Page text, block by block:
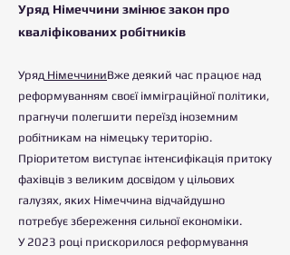
Уряд Німеччини змінює закон про
кваліфікованих робітників
Уряд НімеччиниВже деякий час працює над
реформуванням своєї імміграційної політики,
прагнучи полегшити переїзд іноземним
робітникам на німецьку територію.
Пріоритетом виступає інтенсифікація притоку
фахівців з великим досвідом у цільових
галузях, яких Німеччина відчайдушно
потребує збереження сильної економіки.
У 2023 році прискорилося реформування